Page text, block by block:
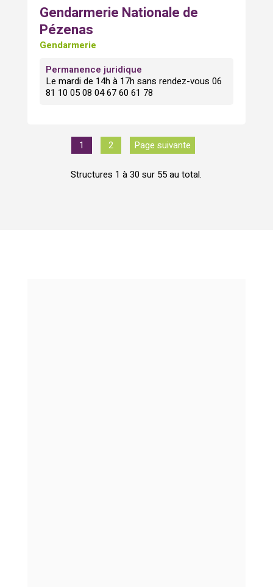
Gendarmerie Nationale de
Pézenas
Gendarmerie
Permanence juridique
Le mardi de 14h à 17h sans rendez-vous 06
81 10 05 08 04 67 60 61 78
1 2 Page suivante
Structures 1 à 30 sur 55 au total.